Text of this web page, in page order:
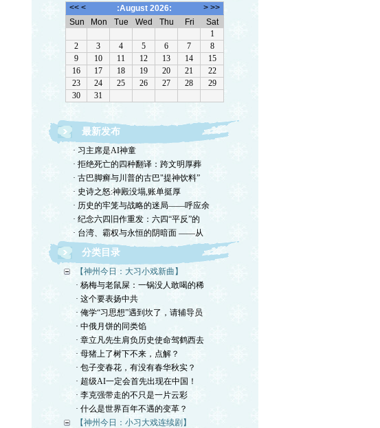
最新发布
· 习主席是AI神童
· 拒绝死亡的四种翻译：跨文明厚葬
· 古巴脚癣与川普的古巴"提神饮料”
· 史诗之怒:神殿没塌,账单挺厚
· 历史的牢笼与战略的迷局——呼应余
· 纪念六四旧作重发：六四“平反”的
· 台湾、霸权与永恒的阴暗面 ——从
分类目录
【神州今日：大习小戏新曲】
· 杨梅与老鼠屎：一锅没人敢喝的稀
· 这个要表扬中共
· 俺学“习思想”遇到坎了，请辅导员
· 中俄月饼的同类馅
· 章立凡先生肩负历史使命驾鹤西去
· 母猪上了树下不来，点解？
· 包子变春花，有没有春华秋实？
· 超级AI一定会首先出现在中国！
· 李克强带走的不只是一片云彩
· 什么是世界百年不遇的变革？
【神州今日：小习大戏连续剧】